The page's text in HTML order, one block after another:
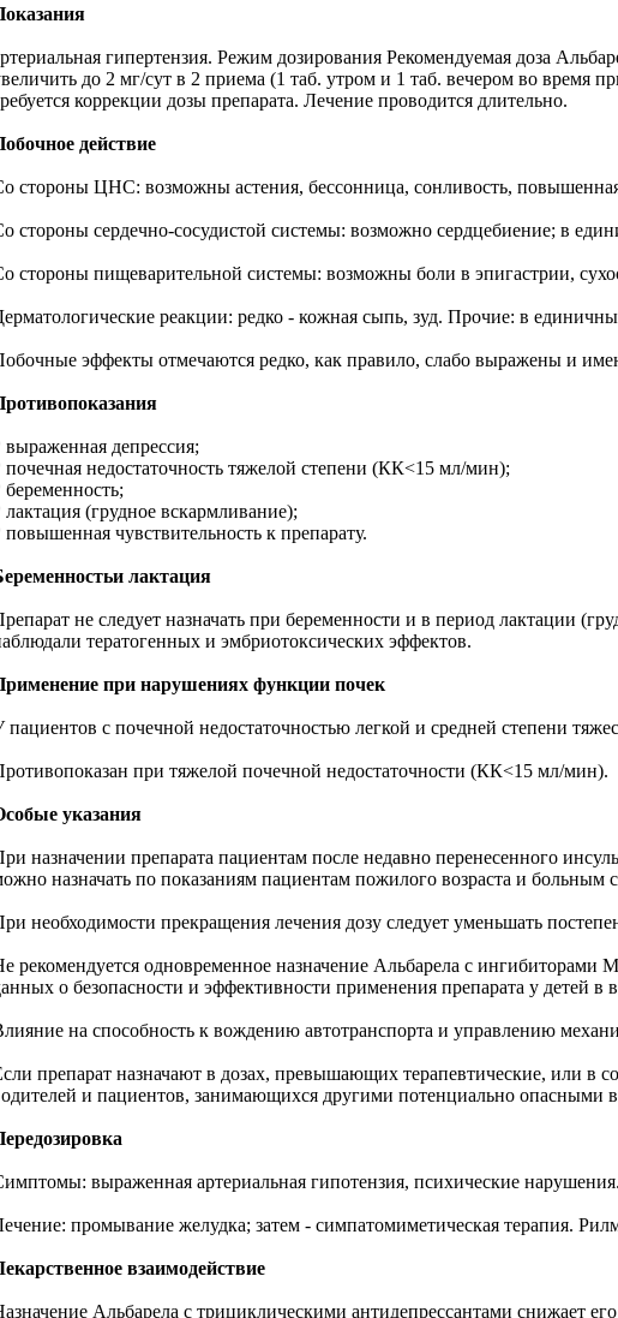
гипертензия. Режим дозирования Рекомендуемая доза
до 2 мг/сут в 2 приема (1 таб. утром и 1 таб. вечером во
коррекции дозы препарата. Лечение проводится длительно.
действие
стороны ЦНС: возможны астения, бессонница, сонливость, повышенная
стороны сердечно-сосудистой системы: возможно сердцебиение; в
стороны пищеварительной системы: возможны боли в эпигастрии,
реакции: редко - кожная сыпь, зуд. Прочие: в
эффекты отмечаются редко, как правило, слабо выражены и
выраженная депрессия;
почечная недостаточность тяжелой степени (КК<15 мл/мин);
(грудное вскармливание);
чувствительность к препарату.
лактация
не следует назначать при беременности и в период лактации
тератогенных и эмбриотоксических эффектов.
при нарушениях функции почек
пациентов с почечной недостаточностью легкой и средней степени
при тяжелой почечной недостаточности (КК<15 мл/мин).
указания
назначении препарата пациентам после недавно перенесенного
назначать по показаниям пациентам пожилого возраста и
необходимости прекращения лечения дозу следует уменьшать
рекомендуется одновременное назначение Альбарела с
о безопасности и эффективности применения препарата у детей в
на способность к вождению автотранспорта и управлению
препарат назначают в дозах, превышающих терапевтические, или в
и пациентов, занимающихся другими потенциально опасными
выраженная артериальная гипотензия, психические нарушения.
промывание желудка; затем - симпатомиметическая терапия.
взаимодействие
Альбарела с трициклическими антидепрессантами снижает